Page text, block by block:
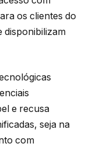
os clientes do
disponibilizam
e recusa
seja na
com